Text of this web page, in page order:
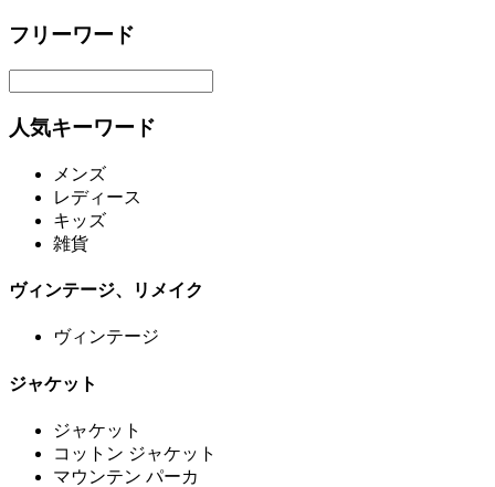
フリーワード
人気キーワード
メンズ
レディース
キッズ
雑貨
ヴィンテージ、リメイク
ヴィンテージ
ジャケット
ジャケット
コットン ジャケット
マウンテン パーカ